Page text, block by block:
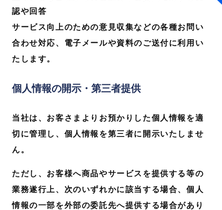
認や回答
サービス向上のための意見収集などの各種お問い
合わせ対応、電子メールや資料のご送付に利用い
たします。
個人情報の開示・第三者提供
当社は、お客さまよりお預かりした個人情報を適
切に管理し、個人情報を第三者に開示いたしませ
ん。
ただし、お客様へ商品やサービスを提供する等の
業務遂行上、次のいずれかに該当する場合、個人
情報の一部を外部の委託先へ提供する場合があり